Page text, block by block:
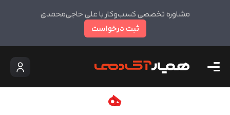
مشاوره تخصصی کسب‌وکار با علی حاجی‌محمدی
ثبت درخواست